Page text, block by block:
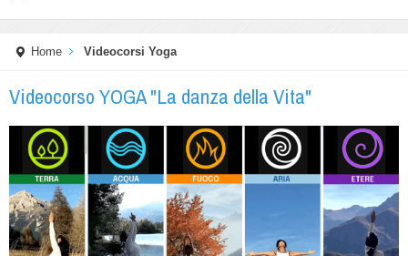
Home Videocorsi Yoga
Videocorso YOGA "La danza della Vita"